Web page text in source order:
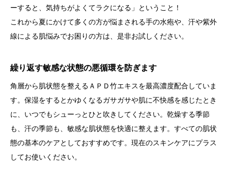
ーすると、気持ちがよくてラクになる」ということ！
これから夏にかけて多くの方が悩まされる手の水疱や、汗や紫外
線による肌悩みでお困りの方は、是非お試しください。
繰り返す敏感な状態の悪循環を防ぎます
角層から肌状態を整えるＡＰＤ竹エキスを最高濃度配合していま
す。保湿をするとかゆくなるガサガサや肌に不快感を感じたとき
に、いつでもシューっとひと吹きしてください。乾燥する季節
も、汗の季節も、敏感な肌状態を快適に整えます。すべての肌状
態の基本のケアとしておすすめです。現在のスキンケアにプラス
してお使いください。